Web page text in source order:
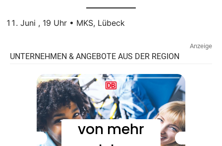
Juni , 19 Uhr • MKS, Lübeck